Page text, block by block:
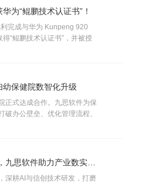
为“鲲鹏技术认证书”！
完成与华为 Kunpeng 920
“鲲鹏技术认证书”，并被授
保健院数智化升级
正式达成合作。九思软件为保
办公壁垒、优化管理流程、
活动丨坚守自主创新 彰显企业韧性，九思软件助力产业数实融合
深耕AI与信创技术研发，打磨